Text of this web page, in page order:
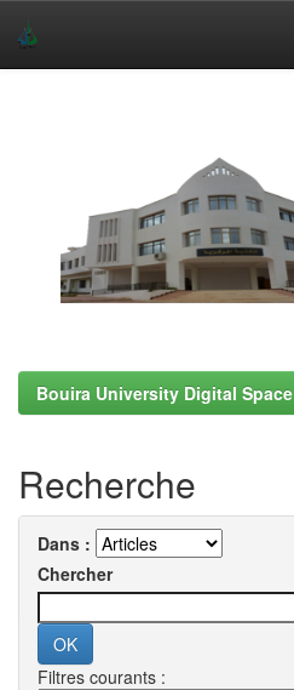
Bouira University Digital Space
Recherche
Dans :
Chercher
Filtres courants :